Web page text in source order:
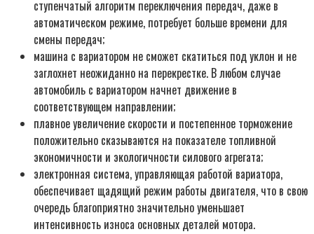
ступенчатый алгоритм переключения передач, даже в
автоматическом режиме, потребует больше времени для
смены передач;
машина с вариатором не сможет скатиться под уклон и не
заглохнет неожиданно на перекрестке. В любом случае
автомобиль с вариатором начнет движение в
соответствующем направлении;
плавное увеличение скорости и постепенное торможение
положительно сказываются на показателе топливной
экономичности и экологичности силового агрегата;
электронная система, управляющая работой вариатора,
обеспечивает щадящий режим работы двигателя, что в свою
очередь благоприятно значительно уменьшает
интенсивность износа основных деталей мотора.